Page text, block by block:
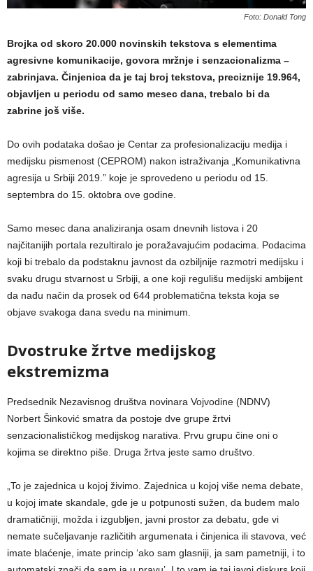
Foto: Donald Tong
Brojka od skoro 20.000 novinskih tekstova s elementima
agresivne komunikacije, govora mržnje i senzacionalizma –
zabrinjava. Činjenica da je taj broj tekstova, preciznije 19.964,
objavljen u periodu od samo mesec dana, trebalo bi da
zabrine još više.
Do ovih podataka došao je Centar za profesionalizaciju medija i
medijsku pismenost (CEPROM) nakon istraživanja „Komunikativna
agresija u Srbiji 2019.” koje je sprovedeno u periodu od 15.
septembra do 15. oktobra ove godine.
Samo mesec dana analiziranja osam dnevnih listova i 20
najčitanijih portala rezultiralo je poražavajućim podacima. Podacima
koji bi trebalo da podstaknu javnost da ozbiljnije razmotri medijsku i
svaku drugu stvarnost u Srbiji, a one koji regulišu medijski ambijent
da nađu način da prosek od 644 problematična teksta koja se
objave svakoga dana svedu na minimum.
Dvostruke žrtve medijskog
ekstremizma
Predsednik Nezavisnog društva novinara Vojvodine (NDNV)
Norbert Šinković smatra da postoje dve grupe žrtvi
senzacionalističkog medijskog narativa. Prvu grupu čine oni o
kojima se direktno piše. Druga žrtva jeste samo društvo.
„To je zajednica u kojoj živimo. Zajednica u kojoj više nema debate,
u kojoj imate skandale, gde je u potpunosti sužen, da budem malo
dramatičniji, možda i izgubljen, javni prostor za debatu, gde vi
nemate sučeljavanje različitih argumenata i činjenica ili stavova, već
imate blaćenje, imate princip ‘ako sam glasniji, ja sam pametniji, i to